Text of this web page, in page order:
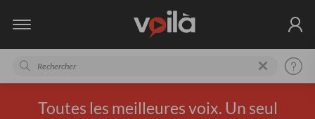
Toutes les meilleures voix. Un seul